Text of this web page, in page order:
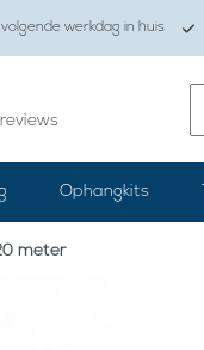
werkdag in huis
Ophangkits
meter